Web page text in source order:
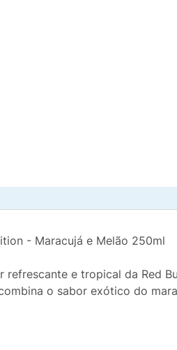
- Maracujá e Melão 250ml
e tropical da Red
o sabor exótico do